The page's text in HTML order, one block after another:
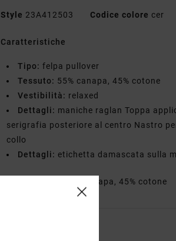
Style 23A412503 Codice colore cer
Caratteristiche
Tipo: felpa pullover
Tessuto: 55% canapa, 45% cotone
Vestibilità: relaxed
Dettagli: maniche raglan Toppa
serigrafia posteriore al centro Nastro
collo
Dettagli: etichetta damascata sulla
55% canapa, 45% cotone